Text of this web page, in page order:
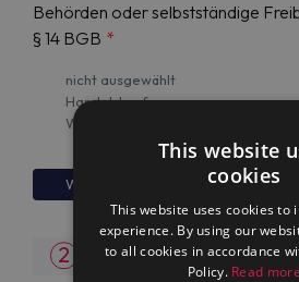
Behörden oder selbstständige
§ 14 BGB *
nicht ausgewählt
Handelskauf
Wiederverkäufer
Weiter
Firma und
This website
cookies
This website uses cookies to
experience. By using our
to all cookies in accordance
Policy. Read more